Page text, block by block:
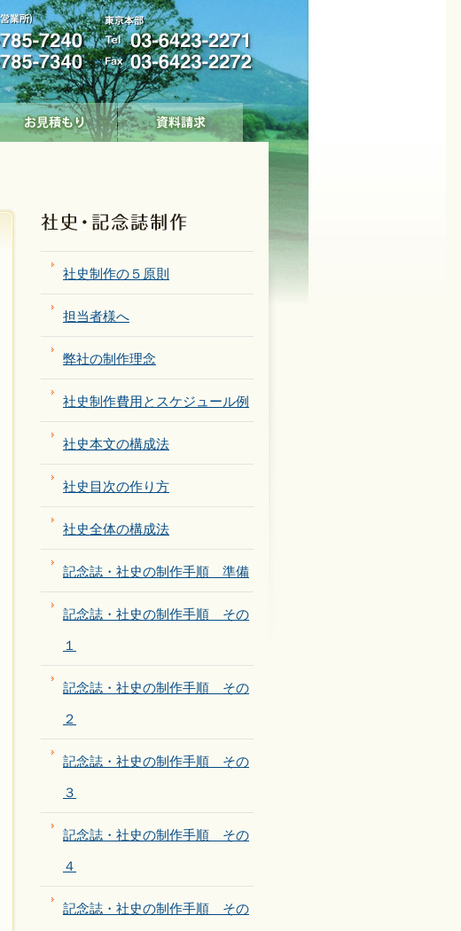
社史制作の５原則
担当者様へ
弊社の制作理念
社史制作費用とスケジュール例
社史本文の構成法
社史目次の作り方
社史全体の構成法
記念誌・社史の制作手順 準備
記念誌・社史の制作手順 その
１
記念誌・社史の制作手順 その
２
記念誌・社史の制作手順 その
３
記念誌・社史の制作手順 その
４
記念誌・社史の制作手順 その